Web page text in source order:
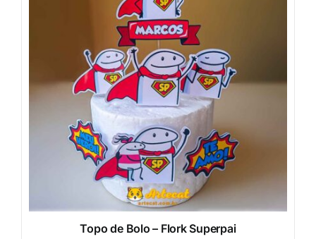
Topo de Bolo – Flork Superpai